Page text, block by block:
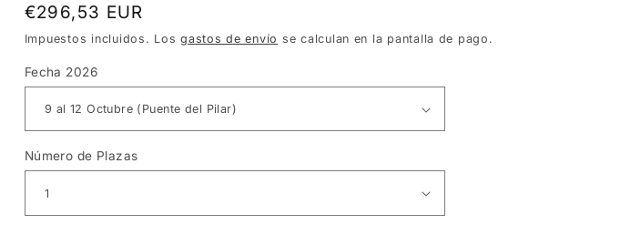
Precio
habitual
€296,53 EUR
Impuestos incluidos. Losgastos de envío se calculan en la pantalla de pago.
Fecha 2026
Número de Plazas